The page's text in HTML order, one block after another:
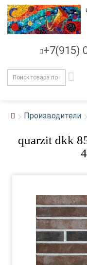
+7(915)
Производители
quarzit dkk